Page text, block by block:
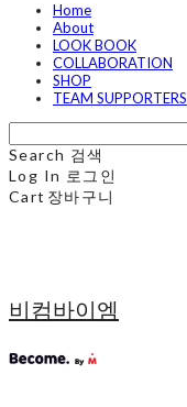
Home
About
LOOK BOOK
COLLABORATION
SHOP
TEAM SUPPORTERS
Search 검색
Log In 로그인
Cart 장바구니
비컴바이엠